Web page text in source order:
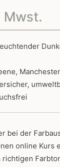
Mwst.
bei der
online Kurs
richtigen